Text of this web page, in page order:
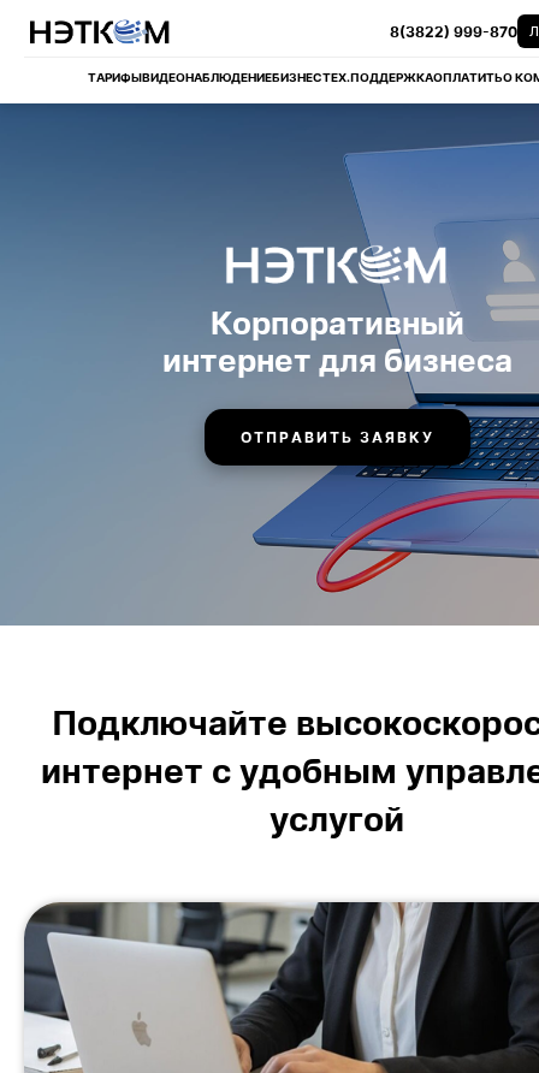
ТАРИФЫВИДЕОНАБЛЮДЕНИЕБИЗНЕСТЕХ.ПОДДЕРЖКАОПЛАТИТЬО
8(3822) 999-870
Корпоративный
интернет для бизнеса
ОТПРАВИТЬ ЗАЯВКУ
Подключайте
интернет с удобным
услугой